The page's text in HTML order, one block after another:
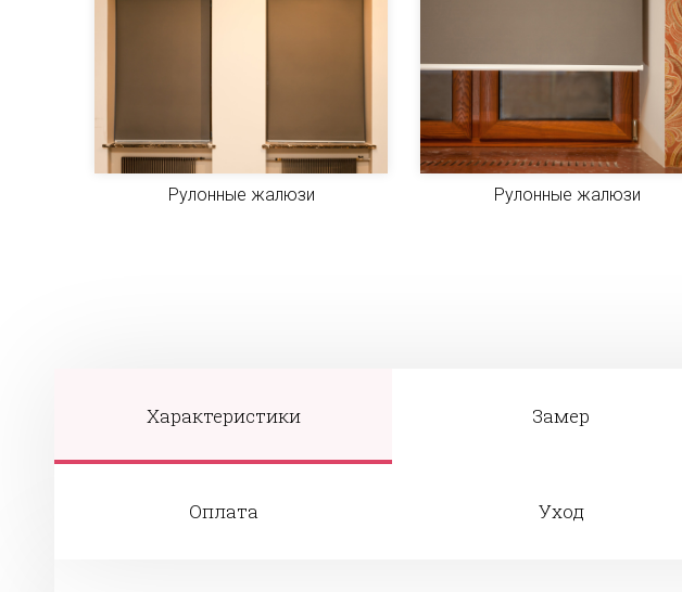
Рулонные жалюзи Рулонные жалюзи
Характеристики Замер
Оплата Уход